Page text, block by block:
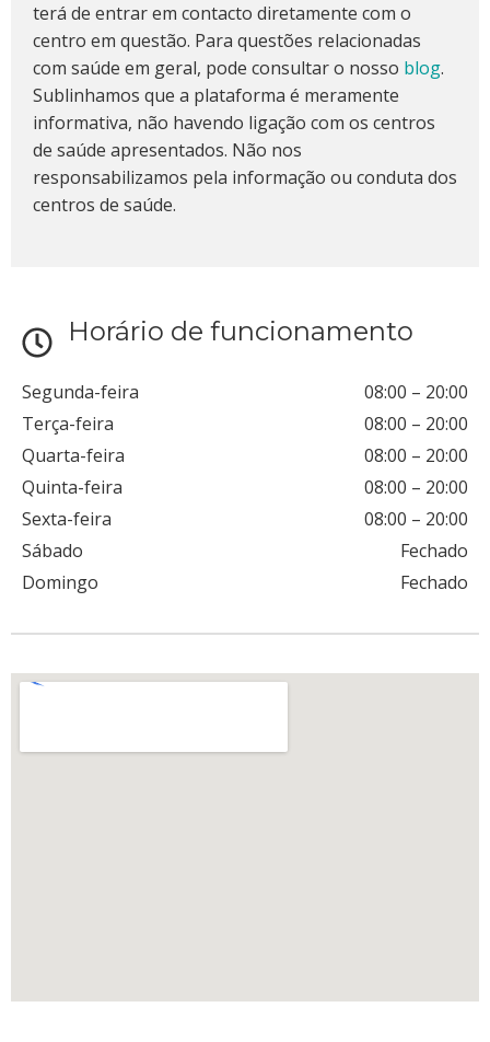
Horário de funcionamento
Segunda-feira 08:00 – 20:00
Terça-feira
08:00 – 20:00
Quarta-feira
08:00 – 20:00
Quinta-feira
08:00 – 20:00
Sexta-feira
08:00 – 20:00
Sábado
Fechado
Domingo
Fechado
terá de entrar em contacto diretamente com o
centro em questão. Para questões relacionadas
com saúde em geral, pode consultar o nosso blog.
Sublinhamos que a plataforma é meramente
informativa, não havendo ligação com os centros
de saúde apresentados. Não nos
responsabilizamos pela informação ou conduta dos
centros de saúde.